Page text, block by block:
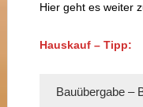
Hier geht es weiter
Hauskauf – Tipp:
Bauübergabe –